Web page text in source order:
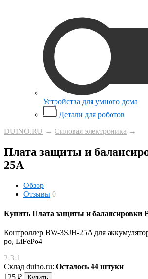
Устройства для умного дома
Детали для роботов
DUINO.RU → Силовая электроника →
Плата защиты и
25A
Обзор
Отзывы 0
Купить Плата защиты и балансировки
Контроллер BW-3SJH-25A для
po, LiFePo4
2-3-1
Склад duino.ru: Осталось 44 штуки
125 ₽